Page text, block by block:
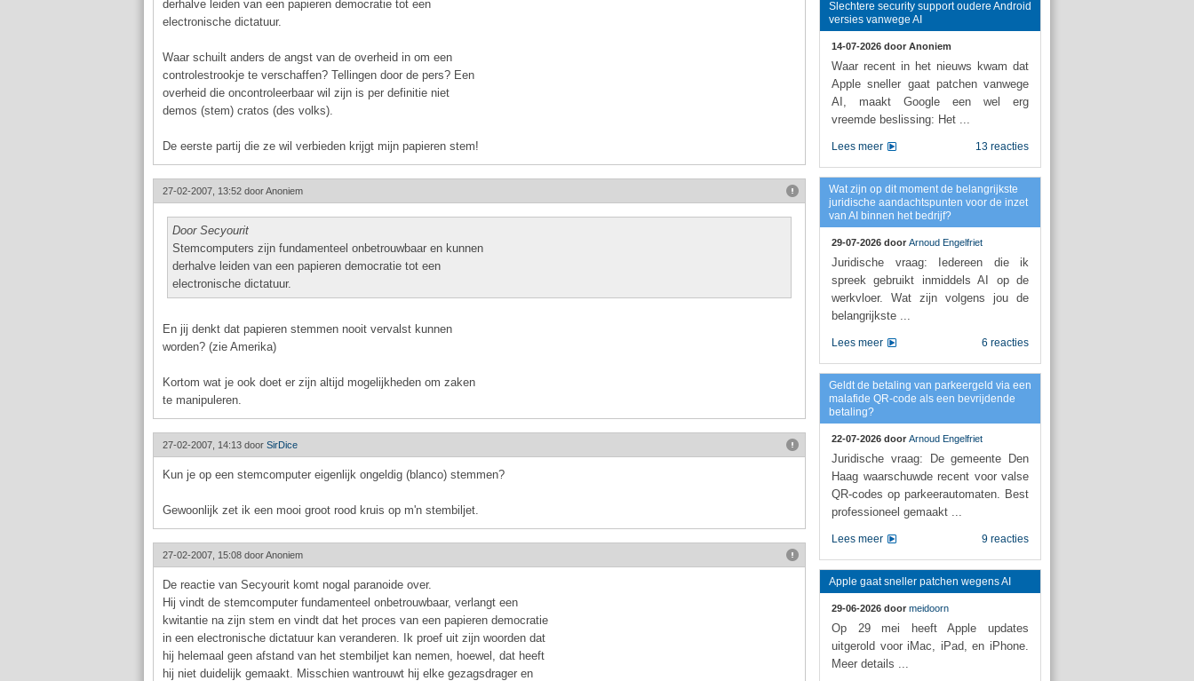
derhalve leiden van een papieren democratie tot een
electronische dictatuur.
Waar schuilt anders de angst van de overheid in om een
controlestrookje te verschaffen? Tellingen door de pers? Een
overheid die oncontroleerbaar wil zijn is per definitie niet
demos (stem) cratos (des volks).
De eerste partij die ze wil verbieden krijgt mijn papieren stem!
27-02-2007, 13:52 doorAnoniem
Door Secyourit
Stemcomputers zijn fundamenteel onbetrouwbaar en kunnen
derhalve leiden van een papieren democratie tot een
electronische dictatuur.
En jij denkt dat papieren stemmen nooit vervalst kunnen
worden? (zie Amerika)
Kortom wat je ook doet er zijn altijd mogelijkheden om zaken
te manipuleren.
27-02-2007, 14:13 door SirDice
Kun je op een stemcomputer eigenlijk ongeldig (blanco) stemmen?
Gewoonlijk zet ik een mooi groot rood kruis op m'n stembiljet.
27-02-2007, 15:08 doorAnoniem
De reactie van Secyourit komt nogal paranoide over.
Hij vindt de stemcomputer fundamenteel onbetrouwbaar, verlangt een
kwitantie na zijn stem en vindt dat het proces van een papieren democratie
in een electronische dictatuur kan veranderen. Ik proef uit zijn woorden dat
hij helemaal geen afstand van het stembiljet kan nemen, hoewel, dat heeft
hij niet duidelijk gemaakt. Misschien wantrouwt hij elke gezagsdrager en
Slechtere security support oudere Android
versies vanwege AI
14-07-2026 door Anoniem
Waar recent in het nieuws kwam dat
Apple sneller gaat patchen vanwege
AI, maakt Google een wel erg
vreemde beslissing: Het ...
13 reacties
Lees meer
Wat zijn op dit moment de belangrijkste
juridische aandachtspunten voor de inzet
van AI binnen het bedrijf?
29-07-2026 door Arnoud Engelfriet
Juridische vraag: Iedereen die ik
spreek gebruikt inmiddels AI op de
werkvloer. Wat zijn volgens jou de
belangrijkste ...
6 reacties
Lees meer
Geldt de betaling van parkeergeld via een
malafide QR-code als een bevrijdende
betaling?
22-07-2026 door Arnoud Engelfriet
Juridische vraag: De gemeente Den
Haag waarschuwde recent voor valse
QR-codes op parkeerautomaten. Best
professioneel gemaakt ...
9 reacties
Lees meer
Apple gaat sneller patchen wegens AI
29-06-2026 door meidoorn
Op 29 mei heeft Apple updates
uitgerold voor iMac, iPad, en iPhone.
Meer details ...